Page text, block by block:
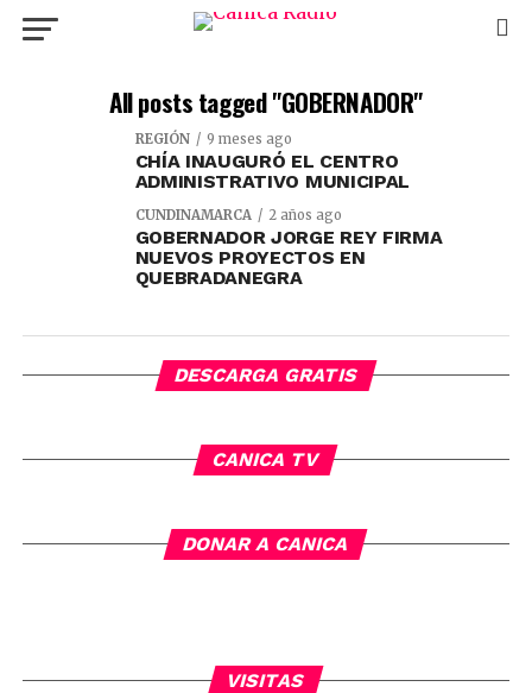
All posts tagged "GOBERNADOR"
REGIÓN 9 meses ago
CHÍA INAUGURÓ EL CENTRO
ADMINISTRATIVO MUNICIPAL
CUNDINAMARCA 2 años ago
GOBERNADOR JORGE REY FIRMA
NUEVOS PROYECTOS EN
QUEBRADANEGRA
DESCARGA GRATIS
CANICA TV
DONAR A CANICA
VISITAS